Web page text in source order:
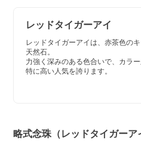
レッドタイガーアイ
レッドタイガーアイは、赤茶色の
天然石。
力強く深みのある色合いで、カラ
特に高い人気を誇ります。
略式念珠（レッドタイガーア